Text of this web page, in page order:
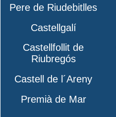
Pere de Riudebitlles
Castellgalí
Castellfollit de
Riubregós
Castell de l´Areny
Premià de Mar